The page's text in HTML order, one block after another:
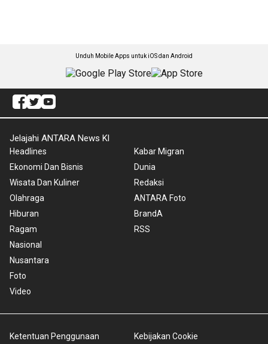
Unduh Mobile Apps untuk iOS dan Android
Jelajahi ANTARA News Kl
Headlines
Ekonomi Dan Bisnis
Wisata Dan Kuliner
Olahraga
Hiburan
Ragam
Nasional
Nusantara
Foto
Video
Kabar Migran
Dunia
Redaksi
ANTARA Foto
BrandA
RSS
Ketentuan Penggunaan Kebijakan Cookie